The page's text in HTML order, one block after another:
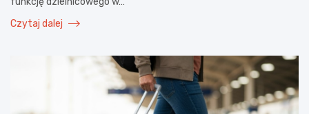
Czytaj dalej